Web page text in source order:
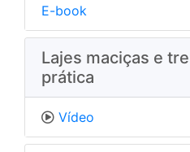
E-book
Lajes maciças e
prática
Vídeo